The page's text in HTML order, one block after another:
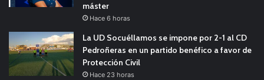
máster
Hace 6 horas
La UD Socuéllamos se impone por 2-1 al CD
Pedroñeras en un partido benéfico a favor de
Protección Civil
Hace 23 horas